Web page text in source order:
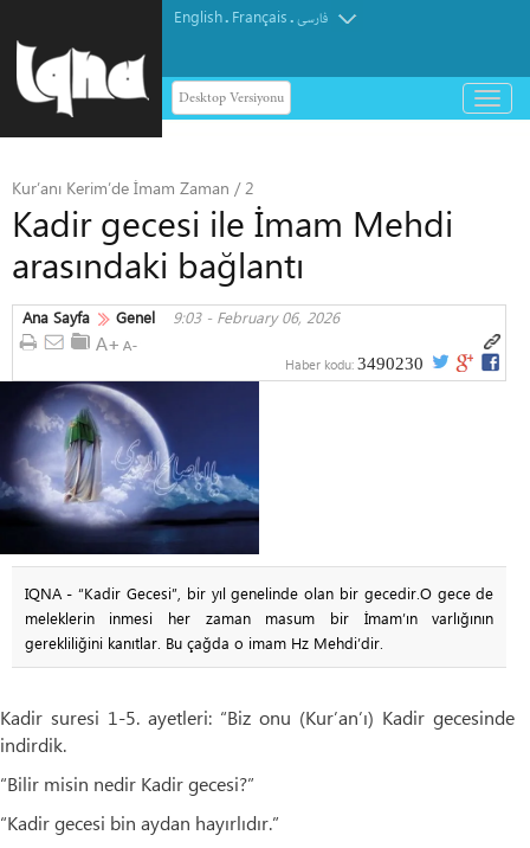
English. Français.فارسی
Desktop Versiyonu
باز
و
Kur’anı Kerim’de İmam Zaman / 2
Kadir gecesi ile İmam Mehdi
arasındaki bağlantı
Ana Sayfa Genel 9:03 - February 06, 2026
Haber kodu: 3490230
IQNA - “Kadir Gecesi”, bir yıl genelinde olan bir gecedir.O gece de
meleklerin inmesi her zaman masum bir İmam’ın varlığının
gerekliliğini kanıtlar. Bu çağda o imam Hz Mehdi’dir.
Kadir suresi 1-5. ayetleri: “Biz onu (Kur’an’ı) Kadir gecesinde
indirdik.
“Bilir misin nedir Kadir gecesi?”
“Kadir gecesi bin aydan hayırlıdır.”